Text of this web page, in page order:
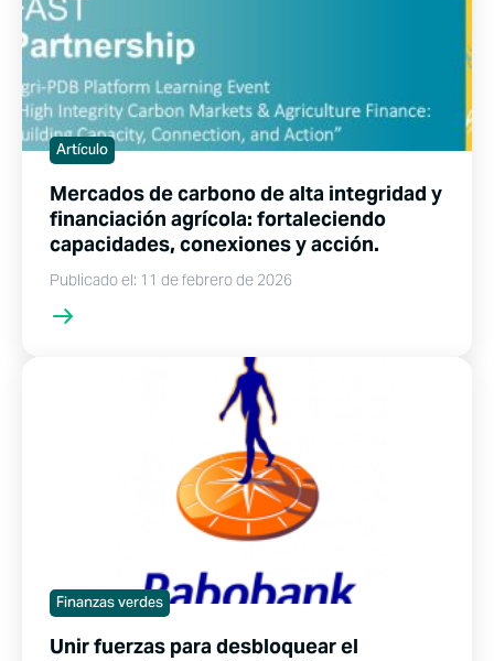
Artículo
Mercados de carbono de alta integridad y
financiación agrícola: fortaleciendo
capacidades, conexiones y acción.
Publicado el: 11 de febrero de 2026
Finanzas verdes
Unir fuerzas para desbloquear el